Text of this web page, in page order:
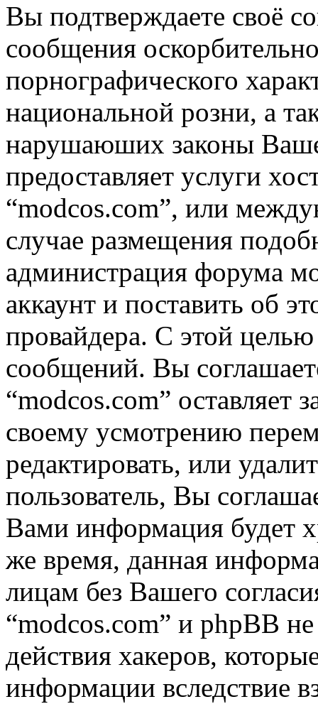
Вы подтверждаете своё
сообщения
порнографического
национальной розни, а
нарушаюших законы
предоставляет услуги
“modcos.com”, или
случае размещения
администрация форума
аккаунт и поставить об
провайдера. С этой
сообщений. Вы
“modcos.com” оставляет
своему усмотрению
редактировать, или
пользователь, Вы
Вами информация будет
же время, данная
лицам без Вашего
“modcos.com” и phpBB не
действия хакеров,
информации вследствие